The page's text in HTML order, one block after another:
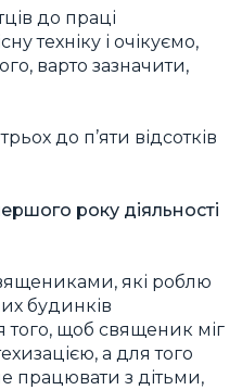
до праці
техніку і очікуємо,
варто зазначити,
до п’яти відсотків
року діяльності
які роблю
будинків
того, щоб священик міг
а для того
працювати з дітьми,